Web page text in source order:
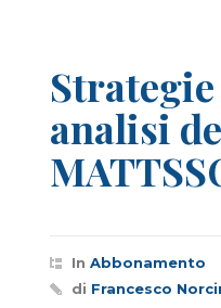
Strategie
analisi
In Abbonamento
di Francesco